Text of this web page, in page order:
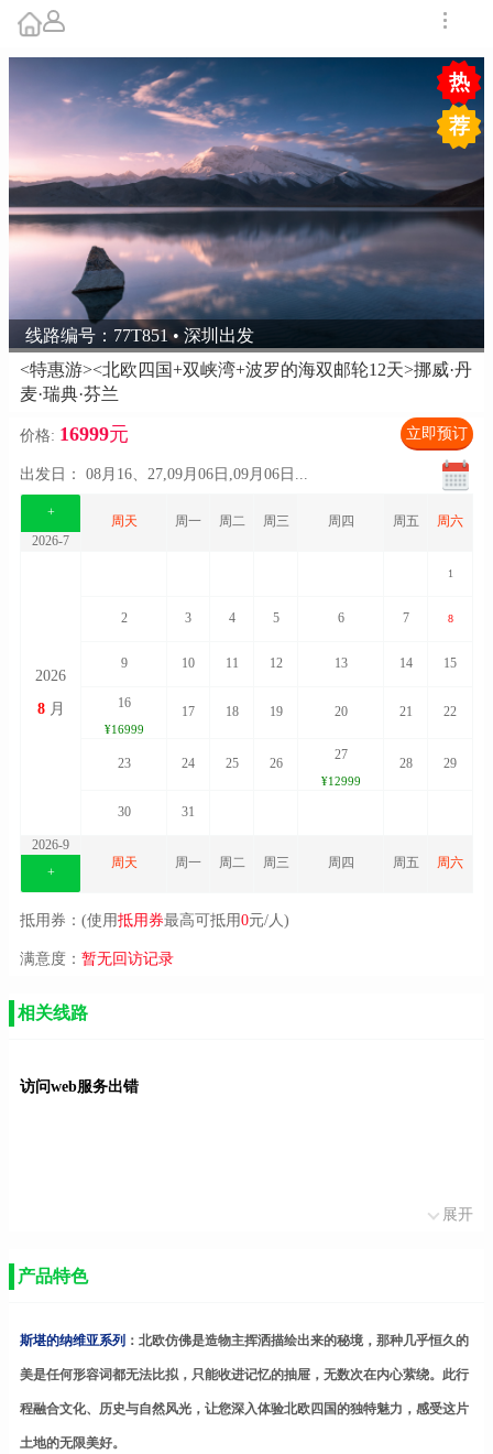
线路编号：77T851 • 深圳出发
<特惠游><北欧四国+双峡湾+波罗的海双邮轮12天>挪威·丹
麦·瑞典·芬兰
热
荐
价格: 16999元 立即预订
出发日： 08月16、27,09月06日,09月06日
+
2026-7
周天 周一 周二 周三 周四 周五 周六
2026
8 月
1
2 3 4 5 6 7 8
9 10 11 12 13 14 15
16
¥16999
17 18 19 20 21 22
23 24 25 26
27
¥12999
28 29
30 31
2026-9
+
周天 周一 周二 周三 周四 周五 周六
抵用券：(使用抵用券最高可抵用0元/人)
满意度： 暂无回访记录
相关线路
访问web服务出错
展开
产品特色
斯堪的纳维亚系列 ： 北欧仿佛是造物主挥洒描绘出来的秘境，那种几乎恒久的
美是任何形容词都无法比拟，只能收进记忆的抽屉，无数次在内心萦绕。此行
程融合文化、历史与自然风光，让您深入体验北欧四国的独特魅力，感受这片
土地的无限美好。